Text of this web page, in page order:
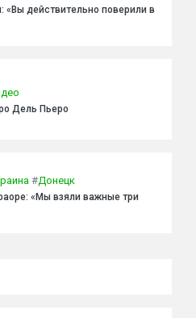
«Вы действительно поверили в
Дель Пьеро
#Донецк
«Мы взяли важные три